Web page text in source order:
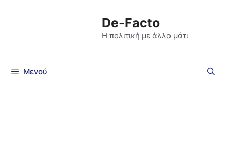
De-Facto
Η πολιτική με άλλο μάτι
Μενού